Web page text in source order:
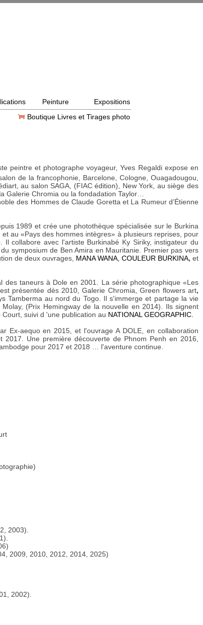
Peinture
Expositions
Boutique Livres et Tirages photo
peintre et photographe voyageur, Yves Regaldi expose en
de la francophonie, Barcelone, Cologne, Ouagadougou,
au salon SAGA, (FIAC édition), New York, au siège des
Galerie Chromia ou la fondadation Taylor…
des Hommes de Claude Goretta et La Rumeur d’Étienne
1989 et crée une photothèque spécialisée sur le Burkina
au «Pays des hommes intègres» à plusieurs reprises, pour
collabore avec l'artiste Burkinabé Ky Siriky, instigateur du
symposium de Ben Amira en Mauritanie. Premier pas vers
de deux ouvrages, MANA WANA, COULEUR BURKINA, et
taneurs à Dole en 2001. La série photographique «Les
présentée dès 2010, Galerie Chromia, Green flowers art,
Tamberma au nord du Togo. Il s'immerge et partage la vie
(Prix Hemingway de la nouvelle en 2014). Ils signent
suivi d 'une publication au NATIONAL GEOGRAPHIC.
Ex-aequo en 2015, et l'ouvrage A DOLE, en collaboration
Une première découverte de Phnom Penh en 2016,
pour 2017 et 2018 … l'aventure continue.
2003).
2009, 2010, 2012, 2014, 2025)
2002).